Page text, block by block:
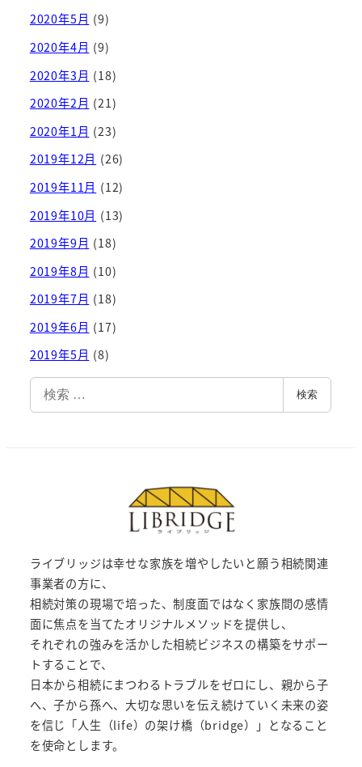
2020年5月 (9)
2020年4月 (9)
2020年3月 (18)
2020年2月 (21)
2020年1月 (23)
2019年12月 (26)
2019年11月 (12)
2019年10月 (13)
2019年9月 (18)
2019年8月 (10)
2019年7月 (18)
2019年6月 (17)
2019年5月 (8)
検
索
検索
ライブリッジは幸せな家族を増やしたいと願う相続関連
事業者の方に、
相続対策の現場で培った、制度面ではなく家族間の感情
面に焦点を当てたオリジナルメソッドを提供し、
それぞれの強みを活かした相続ビジネスの構築をサポー
トすることで、
日本から相続にまつわるトラブルをゼロにし、親から子
へ、子から孫へ、大切な思いを伝え続けていく未来の姿
を信じ「人生（life）の架け橋（bridge）」となること
を使命とします。